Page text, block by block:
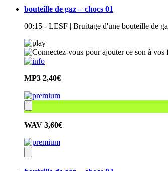
bouteille de gaz – chocs 01
00:15 - LESF | Bruitage d'une bouteille de
MP3 2,40€
WAV 3,60€